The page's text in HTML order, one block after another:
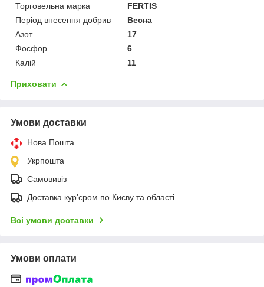
Торговельна марка
FERTIS
Період внесення добрив
Весна
Азот
17
Фосфор
6
Калій
11
Приховати
Умови доставки
Нова Пошта
Укрпошта
Самовивіз
Доставка кур'єром по Києву та області
Всі умови доставки
Умови оплати